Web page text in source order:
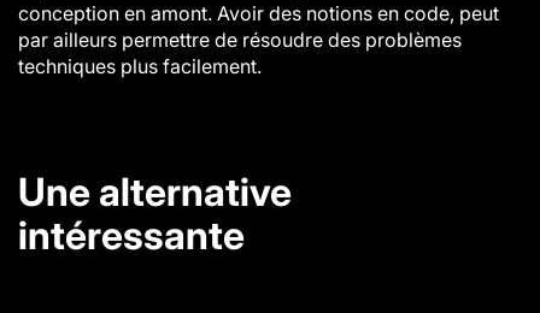
conception en amont. Avoir des notions en code, peut
par ailleurs permettre de résoudre des problèmes
techniques plus facilement.
Une alternative
intéressante